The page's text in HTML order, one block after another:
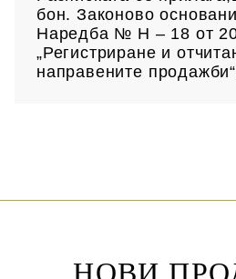
бон. Законово
Наредба № Н – 18 от
„Регистриране и
направените